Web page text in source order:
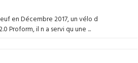
en Décembre 2017, un vélo d
Proform, il n a servi qu une ...